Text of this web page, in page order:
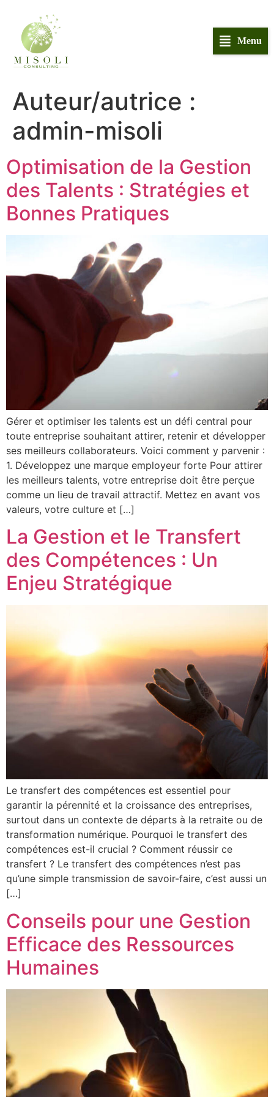
Menu
Auteur/autrice :
admin-misoli
Optimisation de la Gestion
des Talents : Stratégies et
Bonnes Pratiques
Gérer et optimiser les talents est un défi central pour
toute entreprise souhaitant attirer, retenir et développer
ses meilleurs collaborateurs. Voici comment y parvenir :
1. Développez une marque employeur forte Pour attirer
les meilleurs talents, votre entreprise doit être perçue
comme un lieu de travail attractif. Mettez en avant vos
valeurs, votre culture et […]
La Gestion et le Transfert
des Compétences : Un
Enjeu Stratégique
Le transfert des compétences est essentiel pour
garantir la pérennité et la croissance des entreprises,
surtout dans un contexte de départs à la retraite ou de
transformation numérique. Pourquoi le transfert des
compétences est-il crucial ? Comment réussir ce
transfert ? Le transfert des compétences n’est pas
qu’une simple transmission de savoir-faire, c’est aussi un
[…]
Conseils pour une Gestion
Efficace des Ressources
Humaines